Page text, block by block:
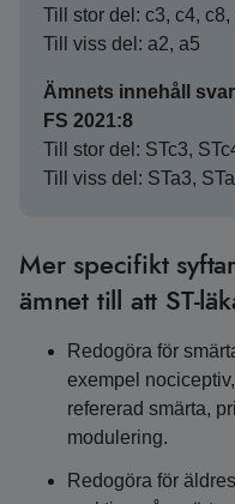
Till stor del: c3, c4, c8,
Till viss del: a2, a5
Ämnets innehåll
FS 2021:8
Till stor del: STc3,
Till viss del: STa3,
Mer specifikt
ämnet till att ST-
Redogöra för
exempel
refererad smärta,
modulering.
Redogöra för